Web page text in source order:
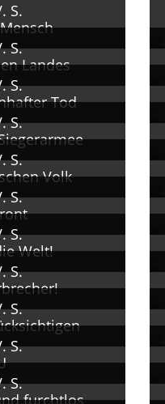
Weltkrieg.
Malerei und Graphik.
der UdSSR (ACh
ein Plakat],
Plakat und zum
S.
S.
Landes
S.
Tod
S.
S.
Volk
S.
S.
Welt!
S.
S.
S.
S.
furchtlos